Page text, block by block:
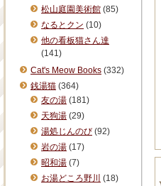
松山庭園美術館 (85)
なるとクン (10)
他の看板猫さん達
(141)
Cat's Meow Books (332)
銭湯猫 (364)
友の湯 (181)
天狗湯 (29)
湯処じんのび (92)
岩の湯 (17)
昭和湯 (7)
お湯どころ野川 (18)